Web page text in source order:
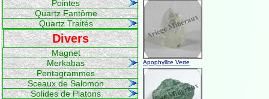
Pointes
Quartz Fantôme
Quartz Traités
Divers
Magnet
Merkabas
Pentagrammes
Sceaux de Salomon
Solides de Platons
Apophyllite Verte